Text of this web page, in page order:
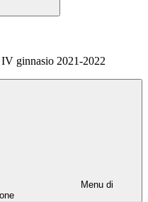
ginnasio 2021-2022
Menu di